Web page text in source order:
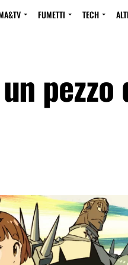
FUMETTI TECH